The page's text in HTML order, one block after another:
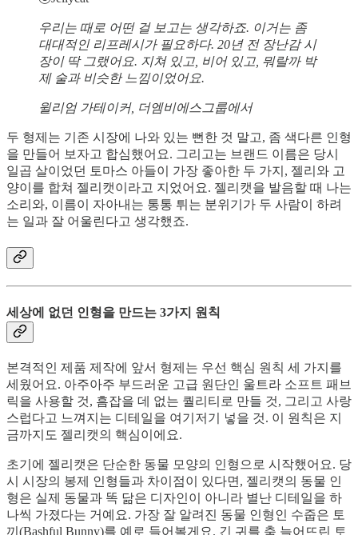
우리는 때로 어떤 걸 보고는 생각하죠. 이거는 좀
대대적인 리프레시가 필요하다. 20년 전 장난감 시
장이 딱 그랬어요. 지쳐 있고, 비어 있고, 뭐랄까 박
제 술과 비슷한 느낌이었어요.
윌리엄 가테이커, 더엠비에스그룹에서
두 형제는 기존 시장에 나와 있는 뻔한 것 말고, 좀 색다른 인형
을 만들어 보자고 합심했어요. 그리고는 브랜드 이름은 당시
일곱 살이었던 토마스 아들이 가장 좋아한 두 가지, 젤리와 고
양이를 합쳐 젤리캣이라고 지었어요. 젤리캣을 발음할 때 나는
소리와, 이름이 자아내는 통통 튀는 분위기가 두 사람이 하려
는 일과 잘 어울린다고 생각했죠.
세상에 없던 인형을 만드는 3가지 원칙
본격적인 제품 제작에 앞서 형제는 우선 핵심 원칙 세 가지를
세웠어요. 아주아주 부드러운 고급 원단인 울트라 소프트 패브
릭을 사용할 것, 흠잡을 데 없는 퀄리티로 만들 것, 그리고 사랑
스럽다고 느껴지는 디테일을 여기저기 넣을 것. 이 원칙은 지
금까지도 젤리캣의 핵심이에요.
초기에 젤리캣은 단순한 동물 모양의 인형으로 시작했어요. 당
시 시장의 봉제 인형들과 차이점이 있다면, 젤리캣의 동물 인
형은 실제 동물과 똑 닮은 디자인이 아니라 별난 디테일을 하
나씩 가졌다는 거예요. 가장 잘 알려진 동물 인형인 수줍은 토
끼(Bashful Bunny)를 예로 들어볼게요. 긴 귀를 축 늘어뜨린 토